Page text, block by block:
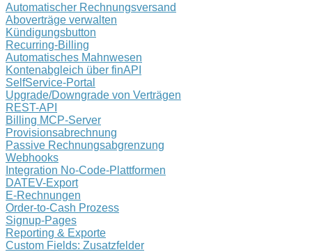
Automatischer Rechnungsversand
Aboverträge verwalten
Kündigungsbutton
Recurring-Billing
Automatisches Mahnwesen
Kontenabgleich über finAPI
SelfService-Portal
Upgrade/Downgrade von Verträgen
REST-API
Billing MCP-Server
Provisionsabrechnung
Passive Rechnungsabgrenzung
Webhooks
Integration No-Code-Plattformen
DATEV-Export
E-Rechnungen
Order-to-Cash Prozess
Signup-Pages
Reporting & Exporte
Custom Fields: Zusatzfelder